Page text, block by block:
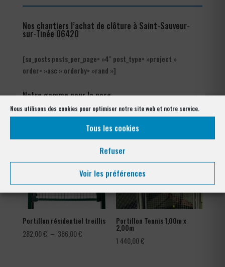
Nous utilisons des cookies pour optimiser notre site web et notre service.
Tous les cookies
Refuser
Voir les préférences
Nos chantiers l’achat de clôture à Saint-Sauveur-
sur-Tinée 06420
[su_posts posts_per_page= »4″ post_type= »project »
order= »asc » orderby= »rand »]
Notre gamme pour la pose
à Saint-Sauveur-sur-Tinée 06420
Portillon résidentiel treillis
282,00€ – 366,00€Plage
Portillon Tennis 1,00m x
2,00m
1 440,00€